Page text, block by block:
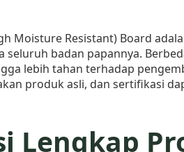
Moisture Resistant) Board
seluruh badan papannya.
lebih tahan terhadap
produk asli, dan sertifikasi
Lengkap